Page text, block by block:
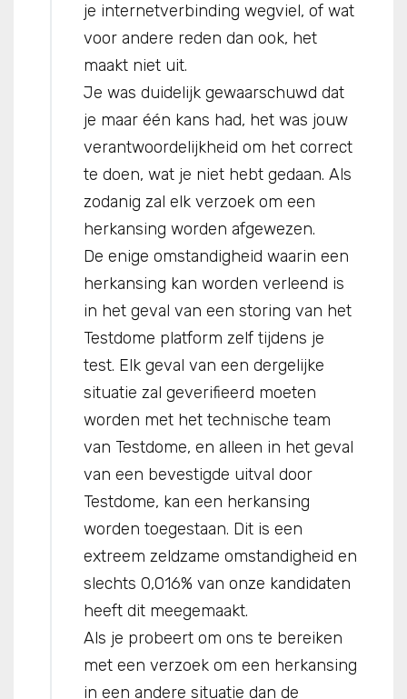
je internetverbinding wegviel, of wat
voor andere reden dan ook, het
maakt niet uit.
Je was duidelijk gewaarschuwd dat
je maar één kans had, het was jouw
verantwoordelijkheid om het correct
te doen, wat je niet hebt gedaan. Als
zodanig zal elk verzoek om een
herkansing worden afgewezen.
De enige omstandigheid waarin een
herkansing kan worden verleend is
in het geval van een storing van het
Testdome platform zelf tijdens je
test. Elk geval van een dergelijke
situatie zal geverifieerd moeten
worden met het technische team
van Testdome, en alleen in het geval
van een bevestigde uitval door
Testdome, kan een herkansing
worden toegestaan. Dit is een
extreem zeldzame omstandigheid en
slechts 0,016% van onze kandidaten
heeft dit meegemaakt.
Als je probeert om ons te bereiken
met een verzoek om een herkansing
in een andere situatie dan de